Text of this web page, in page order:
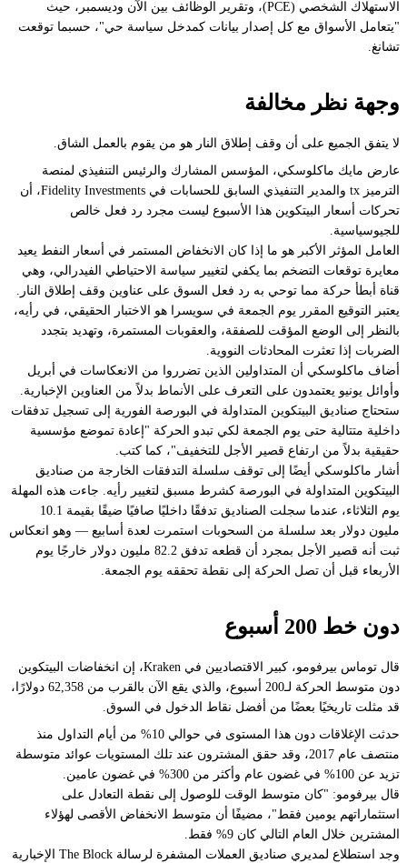
الاستهلاك الشخصي (PCE)، وتقرير الوظائف بين الآن وديسمبر، حيث
"يتعامل الأسواق مع كل إصدار بيانات كمدخل سياسة حي"، حسبما توقعت
تشانغ.
وجهة نظر مخالفة
لا يتفق الجميع على أن وقف إطلاق النار هو من يقوم بالعمل الشاق.
عارض مايك ماكلوسكي، المؤسس المشارك والرئيس التنفيذي لمنصة
الترميز tx والمدير التنفيذي السابق للحسابات في Fidelity Investments، أن
تحركات أسعار البيتكوين هذا الأسبوع ليست مجرد رد فعل خالص
للجيوسياسية.
العامل المؤثر الأكبر هو ما إذا كان الانخفاض المستمر في أسعار النفط يعيد
معايرة توقعات التضخم بما يكفي لتغيير سياسة الاحتياطي الفيدرالي، وهي
قناة أبطأ حركة مما توحي به رد فعل السوق على عناوين وقف إطلاق النار.
يعتبر التوقيع المقرر يوم الجمعة في سويسرا هو الاختبار الحقيقي، في رأيه،
بالنظر إلى الوضع المؤقت للصفقة، والعقوبات المستمرة، وتهديد بتجدد
الضربات إذا تعثرت المحادثات النووية.
أضاف ماكلوسكي أن المتداولين الذين تضرروا من الانعكاسات في أبريل
وأوائل يونيو يعتمدون على التعرف على الأنماط بدلاً من العناوين الإخبارية.
ستحتاج صناديق البيتكوين المتداولة في البورصة الفورية إلى تسجيل تدفقات
داخلية متتالية حتى يوم الجمعة لكي تبدو الحركة "إعادة تموضع مؤسسية
حقيقية بدلاً من ارتفاع قصير الأجل للتخفيف"، كما كتب.
أشار ماكلوسكي أيضًا إلى توقف سلسلة التدفقات الخارجة من صناديق
البيتكوين المتداولة في البورصة كشرط مسبق لتغيير رأيه. جاءت هذه المهلة
يوم الثلاثاء، عندما سجلت الصناديق تدفقًا داخليًا صافيًا ضيقًا بقيمة 10.1
مليون دولار بعد سلسلة من السحوبات استمرت لعدة أسابيع — وهو انعكاس
ثبت أنه قصير الأجل بمجرد أن قطعه تدفق 82.2 مليون دولار خارجًا يوم
الأربعاء قبل أن تصل الحركة إلى نقطة تحققه يوم الجمعة.
دون خط 200 أسبوع
قال توماس بيرفومو، كبير الاقتصاديين في Kraken، إن انخفاضات البيتكوين
دون متوسط الحركة لـ200 أسبوع، والذي يقع الآن بالقرب من 62,358 دولارًا،
قد مثلت تاريخيًا بعضًا من أفضل نقاط الدخول في السوق.
حدثت الإغلاقات دون هذا المستوى في حوالي 10% من أيام التداول منذ
منتصف عام 2017، وقد حقق المشترون عند تلك المستويات عوائد متوسطة
تزيد عن 100% في غضون عام وأكثر من 300% في غضون عامين.
قال بيرفومو: "كان متوسط الوقت للوصول إلى نقطة التعادل على
استثماراتهم يومين فقط"، مضيفًا أن متوسط الانخفاض الأقصى لهؤلاء
المشترين خلال العام التالي كان 9% فقط.
وجد استطلاع لمديري صناديق العملات المشفرة لرسالة The Block الإخبارية